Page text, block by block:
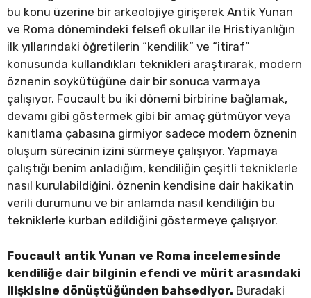
bu konu üzerine bir arkeolojiye girişerek Antik Yunan
ve Roma dönemindeki felsefi okullar ile Hristiyanlığın
ilk yıllarındaki öğretilerin “kendilik” ve “itiraf”
konusunda kullandıkları teknikleri araştırarak, modern
öznenin soykütüğüne dair bir sonuca varmaya
çalışıyor. Foucault bu iki dönemi birbirine bağlamak,
devamı gibi göstermek gibi bir amaç gütmüyor veya
kanıtlama çabasına girmiyor sadece modern öznenin
oluşum sürecinin izini sürmeye çalışıyor. Yapmaya
çalıştığı benim anladığım, kendiliğin çeşitli tekniklerle
nasıl kurulabildiğini, öznenin kendisine dair hakikatin
verili durumunu ve bir anlamda nasıl kendiliğin bu
tekniklerle kurban edildiğini göstermeye çalışıyor.
Foucault antik Yunan ve Roma incelemesinde
kendiliğe dair bilginin efendi ve mürit arasındaki
ilişkisine dönüştüğünden bahsediyor. Buradaki